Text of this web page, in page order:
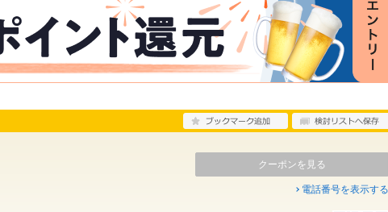
クーポンを見る
電話番号を表示する